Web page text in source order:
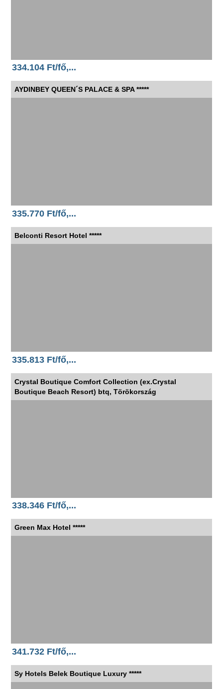
334.104 Ft/fő,...
AYDINBEY QUEEN´S PALACE & SPA *****
335.770 Ft/fő,...
Belconti Resort Hotel *****
335.813 Ft/fő,...
Crystal Boutique Comfort Collection (ex.Crystal
Boutique Beach Resort) btq, Törökország
338.346 Ft/fő,...
Green Max Hotel *****
341.732 Ft/fő,...
Sy Hotels Belek Boutique Luxury *****